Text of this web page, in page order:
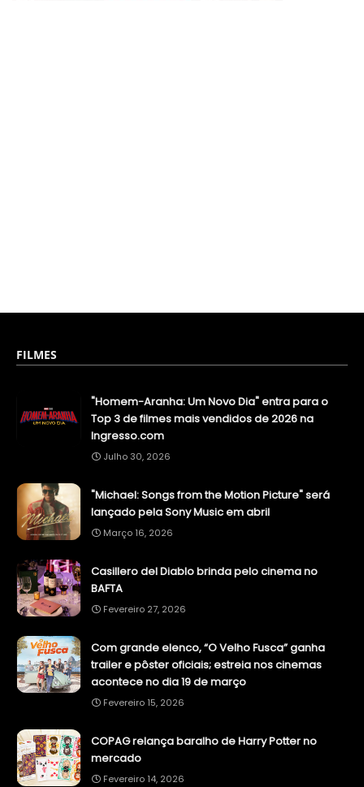
FILMES
"Homem-Aranha: Um Novo Dia" entra para o
Top 3 de filmes mais vendidos de 2026 na
Ingresso.com
Julho 30, 2026
"Michael: Songs from the Motion Picture" será
lançado pela Sony Music em abril
Março 16, 2026
Casillero del Diablo brinda pelo cinema no
BAFTA
Fevereiro 27, 2026
Com grande elenco, “O Velho Fusca” ganha
trailer e pôster oficiais; estreia nos cinemas
acontece no dia 19 de março
Fevereiro 15, 2026
COPAG relança baralho de Harry Potter no
mercado
Fevereiro 14, 2026